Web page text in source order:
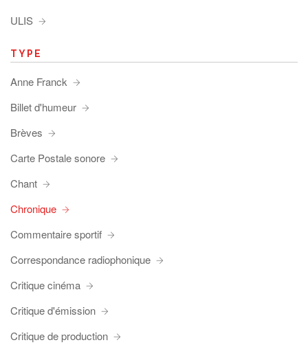
ULIS
TYPE
Anne Franck
Billet d'humeur
Brèves
Carte Postale sonore
Chant
Chronique
Commentaire sportif
Correspondance radiophonique
Critique cinéma
Critique d'émission
Critique de production